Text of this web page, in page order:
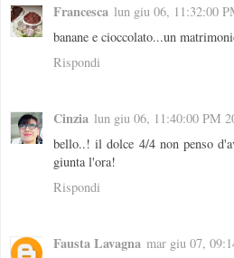
Francesca lun giu 06, 11:32:00
banane e cioccolato...un
Rispondi
Cinzia lun giu 06, 11:40:00 PM
bello..! il dolce 4/4 non penso
giunta l'ora!
Rispondi
Fausta Lavagna mar giu 07,